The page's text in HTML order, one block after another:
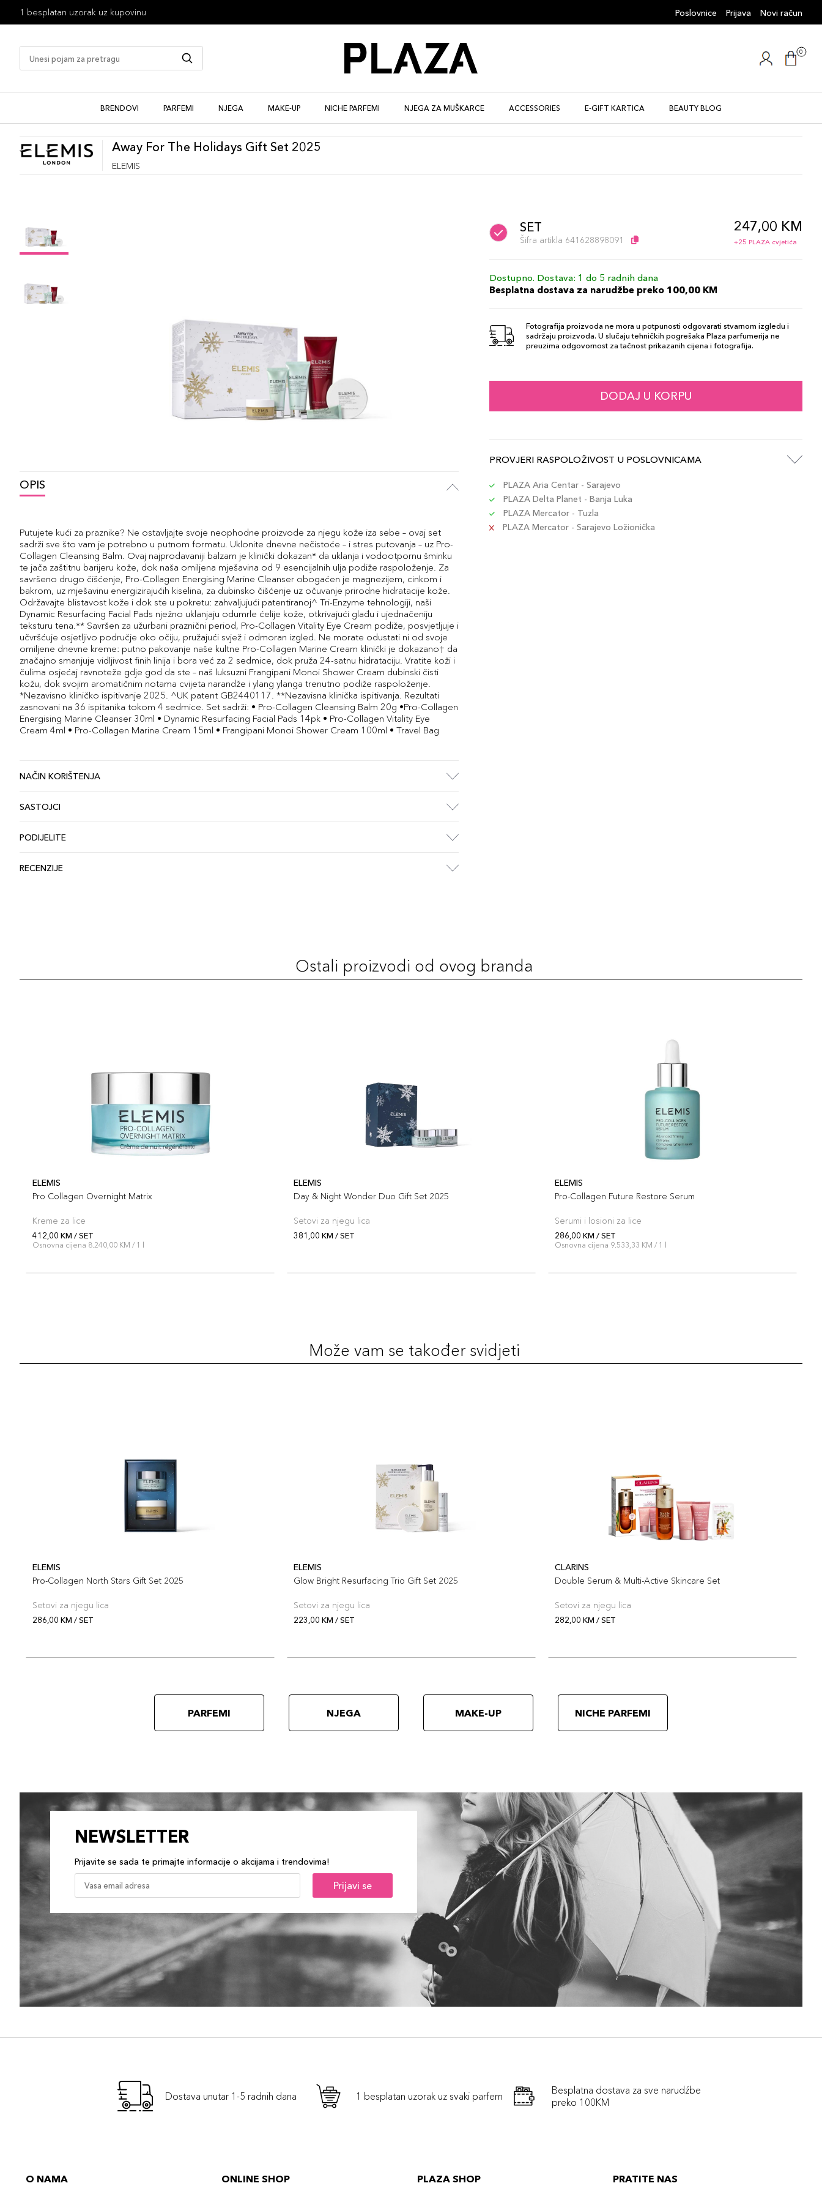
1 besplatan uzorak uz kupovinu Poslovnice Prijava Novi račun
0
BRENDOVI PARFEMI NJEGA MAKE-UP NICHE PARFEMI NJEGA ZA MUŠKARCE ACCESSORIES E-GIFT KARTICA BEAUTY BLOG
Away For The Holidays Gift Set 2025
ELEMIS
OPIS
Putujete kući za praznike? Ne ostavljajte svoje neophodne proizvode za njegu kože iza sebe – ovaj set
sadrži sve što vam je potrebno u putnom formatu. Uklonite dnevne nečistoće – i stres putovanja – uz Pro-
Collagen Cleansing Balm. Ovaj najprodavaniji balzam je klinički dokazan* da uklanja i vodootpornu šminku
te jača zaštitnu barijeru kože, dok naša omiljena mješavina od 9 esencijalnih ulja podiže raspoloženje. Za
savršeno drugo čišćenje, Pro-Collagen Energising Marine Cleanser obogaćen je magnezijem, cinkom i
bakrom, uz mješavinu energizirajućih kiselina, za dubinsko čišćenje uz očuvanje prirodne hidratacije kože.
Održavajte blistavost kože i dok ste u pokretu: zahvaljujući patentiranoj^ Tri-Enzyme tehnologiji, naši
Dynamic Resurfacing Facial Pads nježno uklanjaju odumrle ćelije kože, otkrivajući glađu i ujednačeniju
teksturu tena.** Savršen za užurbani praznični period, Pro-Collagen Vitality Eye Cream podiže, posvjetljuje i
učvršćuje osjetljivo područje oko očiju, pružajući svjež i odmoran izgled. Ne morate odustati ni od svoje
omiljene dnevne kreme: putno pakovanje naše kultne Pro-Collagen Marine Cream klinički je dokazano† da
značajno smanjuje vidljivost finih linija i bora već za 2 sedmice, dok pruža 24-satnu hidrataciju. Vratite koži i
čulima osjećaj ravnoteže gdje god da ste – naš luksuzni Frangipani Monoi Shower Cream dubinski čisti
kožu, dok svojim aromatičnim notama cvijeta narandže i ylang ylanga trenutno podiže raspoloženje.
*Nezavisno kliničko ispitivanje 2025. ^UK patent GB2440117. **Nezavisna klinička ispitivanja. Rezultati
zasnovani na 36 ispitanika tokom 4 sedmice. Set sadrži: • Pro-Collagen Cleansing Balm 20g •Pro-Collagen
Energising Marine Cleanser 30ml • Dynamic Resurfacing Facial Pads 14pk • Pro-Collagen Vitality Eye
Cream 4ml • Pro-Collagen Marine Cream 15ml • Frangipani Monoi Shower Cream 100ml • Travel Bag
NAČIN KORIŠTENJA
SASTOJCI
PODIJELITE
RECENZIJE
SET
Šifra artikla 641628898091
247,00 KM
+25 PLAZA cvjetića
Dostupno. Dostava: 1 do 5 radnih dana
Besplatna dostava za narudžbe preko 100,00 KM
Fotografija proizvoda ne mora u potpunosti odgovarati stvarnom izgledu i
sadržaju proizvoda. U slučaju tehničkih pogrešaka Plaza parfumerija ne
preuzima odgovornost za tačnost prikazanih cijena i fotografija.
DODAJ U KORPU
PROVJERI RASPOLOŽIVOST U POSLOVNICAMA
PLAZA Aria Centar - Sarajevo
PLAZA Delta Planet - Banja Luka
PLAZA Mercator - Tuzla
PLAZA Mercator - Sarajevo Ložionička
Ostali proizvodi od ovog branda
ELEMIS
Pro Collagen Overnight Matrix
Kreme za lice
412,00 KM / SET
Osnovna cijena 8.240,00 KM / 1 l
ELEMIS
Day & Night Wonder Duo Gift Set 2025
Setovi za njegu lica
381,00 KM / SET
ELEMIS
Pro-Collagen Future Restore Serum
Serumi i losioni za lice
286,00 KM / SET
Osnovna cijena 9.533,33 KM / 1 l
Može vam se također svidjeti
ELEMIS
Pro-Collagen North Stars Gift Set 2025
Setovi za njegu lica
286,00 KM / SET
ELEMIS
Glow Bright Resurfacing Trio Gift Set 2025
Setovi za njegu lica
223,00 KM / SET
CLARINS
Double Serum & Multi-Active Skincare Set
Setovi za njegu lica
282,00 KM / SET
PARFEMI NJEGA MAKE-UP NICHE PARFEMI
NEWSLETTER
Prijavite se sada te primajte informacije o akcijama i trendovima!
Prijavi se
Dostava unutar 1-5 radnih dana 1 besplatan uzorak uz svaki parfem
Besplatna dostava za sve narudźbe
preko 100KM
O NAMA ONLINE SHOP PLAZA SHOP PRATITE NAS